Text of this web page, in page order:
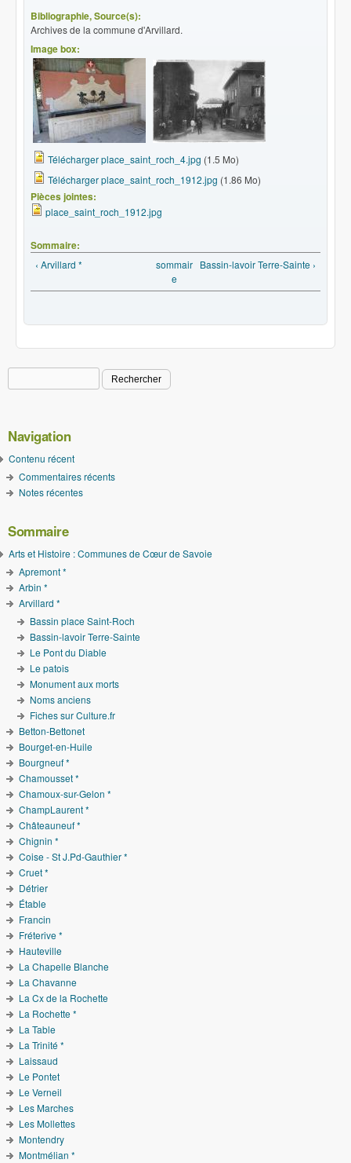
Bibliographie, Source(s):
Archives de la commune d'Arvillard.
Image box:
Télécharger place_saint_roch_4.jpg (1.5 Mo)
Télécharger place_saint_roch_1912.jpg (1.86 Mo)
Pièces jointes:
place_saint_roch_1912.jpg
Sommaire:
‹ Arvillard *
sommair
e
Bassin-lavoir Terre-Sainte ›
Formulaire de recherche
Navigation
Contenu récent
Commentaires récents
Notes récentes
Sommaire
Arts et Histoire : Communes de Cœur de Savoie
Apremont *
Arbin *
Arvillard *
Bassin place Saint-Roch
Bassin-lavoir Terre-Sainte
Le Pont du Diable
Le patois
Monument aux morts
Noms anciens
Fiches sur Culture.fr
Betton-Bettonet
Bourget-en-Huile
Bourgneuf *
Chamousset *
Chamoux-sur-Gelon *
ChampLaurent *
Châteauneuf *
Chignin *
Coise - St J.Pd-Gauthier *
Cruet *
Détrier
Étable
Francin
Fréterive *
Hauteville
La Chapelle Blanche
La Chavanne
La Cx de la Rochette
La Rochette *
La Table
La Trinité *
Laissaud
Le Pontet
Le Verneil
Les Marches
Les Mollettes
Montendry
Montmélian *